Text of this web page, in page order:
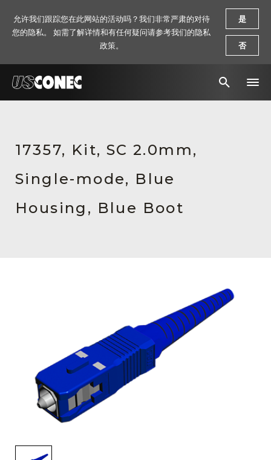
新闻稿
活动信息
17357, Kit, SC 2.0mm,
Single-mode, Blue
Housing, Blue Boot
允许我们跟踪您在此网站的活动吗？我们非常严肃的对待
您的隐私。 如需了解详情和有任何疑问请参考我们的隐私
政策。
是
否